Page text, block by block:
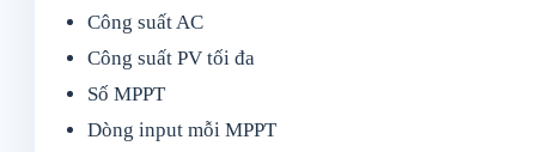
Công suất AC
Công suất PV tối đa
Số MPPT
Dòng input mỗi MPPT